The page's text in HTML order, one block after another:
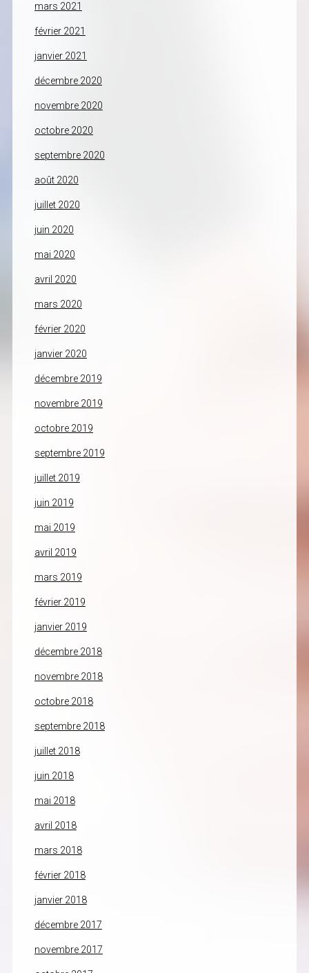
mars 2021
février 2021
janvier 2021
décembre 2020
novembre 2020
octobre 2020
septembre 2020
août 2020
juillet 2020
juin 2020
mai 2020
avril 2020
mars 2020
février 2020
janvier 2020
décembre 2019
novembre 2019
octobre 2019
septembre 2019
juillet 2019
juin 2019
mai 2019
avril 2019
mars 2019
février 2019
janvier 2019
décembre 2018
novembre 2018
octobre 2018
septembre 2018
juillet 2018
juin 2018
mai 2018
avril 2018
mars 2018
février 2018
janvier 2018
décembre 2017
novembre 2017